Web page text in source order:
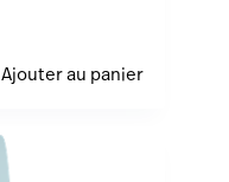
Ajouter au panier